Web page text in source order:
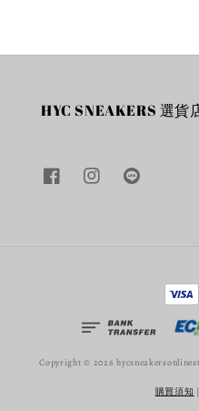
HYC SNEAKERS 選貨
Copyright © 2026
購買須知 |